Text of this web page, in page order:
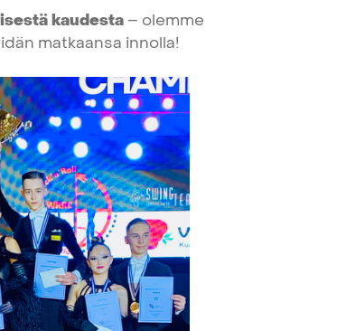
kaudesta – olemme
matkaansa innolla!